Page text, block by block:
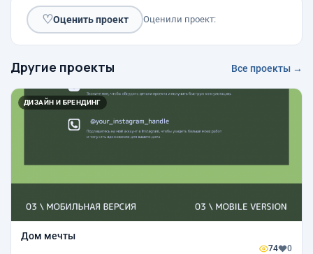
♡Оценить проект Оценили проект:
Другие проекты Все проекты →
ДИЗАЙН И БРЕНДИНГ
Дом мечты
74 0